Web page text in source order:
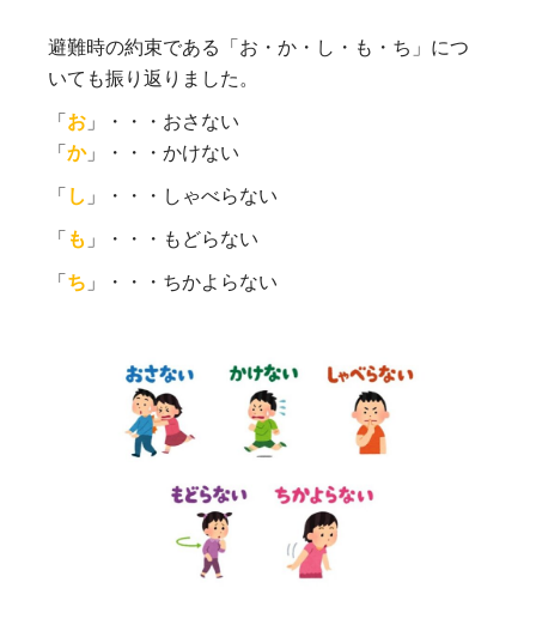
避難時の約束である「お・か・し・も・ち」につ
いても振り返りました。
「お 」・・・おさない
「か」・・・かけない
「し 」・・・しゃべらない
「も 」・・・もどらない
「ち 」・・・ちかよらない